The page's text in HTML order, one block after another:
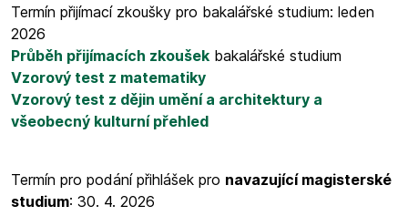
Termín přijímací zkoušky pro bakalářské studium: leden
2026
Průběh přijímacích zkoušek bakalářské studium
Vzorový test z matematiky
Vzorový test z dějin umění a architektury a
všeobecný kulturní přehled
Termín pro podání přihlášek pro navazující magisterské
studium: 30. 4. 2026